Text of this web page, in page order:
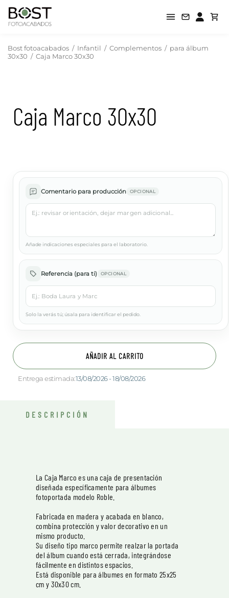
Bost fotoacabados / Infantil / Complementos / para álbum
30x30 / Caja Marco 30x30
Caja Marco 30x30
Comentario para producción OPCIONAL
Añade indicaciones especiales para el laboratorio.
Referencia (para ti) OPCIONAL
Solo la verás tú; úsala para identificar el pedido.
AÑADIR AL CARRITO
Entrega estimada:13/08/2026 - 18/08/2026
DESCRIPCIÓN
La Caja Marco es una caja de presentación
diseñada específicamente para álbumes
fotoportada modelo Roble.
Fabricada en madera y acabada en blanco,
combina protección y valor decorativo en un
mismo producto.
Su diseño tipo marco permite realzar la portada
del álbum cuando está cerrada, integrándose
fácilmente en distintos espacios.
Está disponible para álbumes en formato 25x25
cm y 30x30 cm.